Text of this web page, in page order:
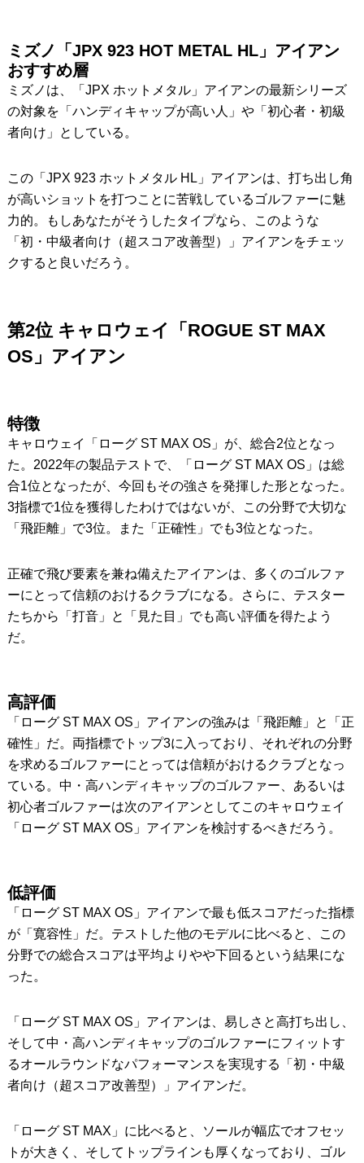
ミズノ「JPX 923 HOT METAL HL」アイアン
おすすめ層
ミズノは、「JPX ホットメタル」アイアンの最新シリーズ
の対象を「ハンディキャップが高い人」や「初心者・初級
者向け」としている。
この「JPX 923 ホットメタル HL」アイアンは、打ち出し角
が高いショットを打つことに苦戦しているゴルファーに魅
力的。もしあなたがそうしたタイプなら、このような
「初・中級者向け（超スコア改善型）」アイアンをチェッ
クすると良いだろう。
第2位 キャロウェイ「ROGUE ST MAX
OS」アイアン
特徴
キャロウェイ「ローグ ST MAX OS」が、総合2位となっ
た。2022年の製品テストで、「ローグ ST MAX OS」は総
合1位となったが、今回もその強さを発揮した形となった。
3指標で1位を獲得したわけではないが、この分野で大切な
「飛距離」で3位。また「正確性」でも3位となった。
正確で飛び要素を兼ね備えたアイアンは、多くのゴルファ
ーにとって信頼のおけるクラブになる。さらに、テスター
たちから「打音」と「見た目」でも高い評価を得たよう
だ。
高評価
「ローグ ST MAX OS」アイアンの強みは「飛距離」と「正
確性」だ。両指標でトップ3に入っており、それぞれの分野
を求めるゴルファーにとっては信頼がおけるクラブとなっ
ている。中・高ハンディキャップのゴルファー、あるいは
初心者ゴルファーは次のアイアンとしてこのキャロウェイ
「ローグ ST MAX OS」アイアンを検討するべきだろう。
低評価
「ローグ ST MAX OS」アイアンで最も低スコアだった指標
が「寛容性」だ。テストした他のモデルに比べると、この
分野での総合スコアは平均よりやや下回るという結果にな
った。
「ローグ ST MAX OS」アイアンは、易しさと高打ち出し、
そして中・高ハンディキャップのゴルファーにフィットす
るオールラウンドなパフォーマンスを実現する「初・中級
者向け（超スコア改善型）」アイアンだ。
「ローグ ST MAX」に比べると、ソールが幅広でオフセッ
トが大きく、そしてトップラインも厚くなっており、ゴル